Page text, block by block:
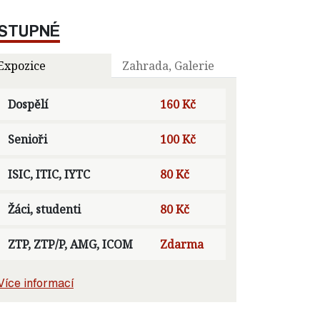
Zahrada, Galerie
Dospělí 160 Kč
Senioři 100 Kč
ISIC, ITIC, IYTC 80 Kč
Žáci, studenti 80 Kč
ZTP, ZTP/P, AMG, ICOM Zdarma
informací